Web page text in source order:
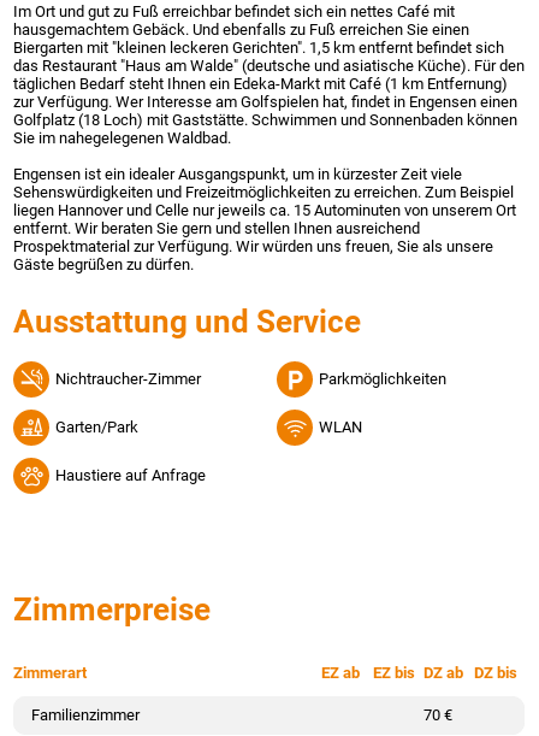
Ausstattung und Service
Nichtraucher-Zimmer Parkmöglichkeiten
Garten/Park WLAN
Haustiere auf Anfrage
Zimmerpreise
Zimmerart EZ ab EZ bis DZ ab DZ bis
Familienzimmer 70 €
Im Ort und gut zu Fuß erreichbar befindet sich ein nettes Café mit
hausgemachtem Gebäck. Und ebenfalls zu Fuß erreichen Sie einen
Biergarten mit "kleinen leckeren Gerichten". 1,5 km entfernt befindet sich
das Restaurant "Haus am Walde" (deutsche und asiatische Küche). Für den
täglichen Bedarf steht Ihnen ein Edeka-Markt mit Café (1 km Entfernung)
zur Verfügung. Wer Interesse am Golfspielen hat, findet in Engensen einen
Golfplatz (18 Loch) mit Gaststätte. Schwimmen und Sonnenbaden können
Sie im nahegelegenen Waldbad.
Engensen ist ein idealer Ausgangspunkt, um in kürzester Zeit viele
Sehenswürdigkeiten und Freizeitmöglichkeiten zu erreichen. Zum Beispiel
liegen Hannover und Celle nur jeweils ca. 15 Autominuten von unserem Ort
entfernt. Wir beraten Sie gern und stellen Ihnen ausreichend
Prospektmaterial zur Verfügung. Wir würden uns freuen, Sie als unsere
Gäste begrüßen zu dürfen.